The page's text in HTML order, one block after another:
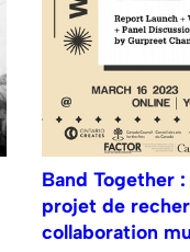
Band Together
projet de
collaboration